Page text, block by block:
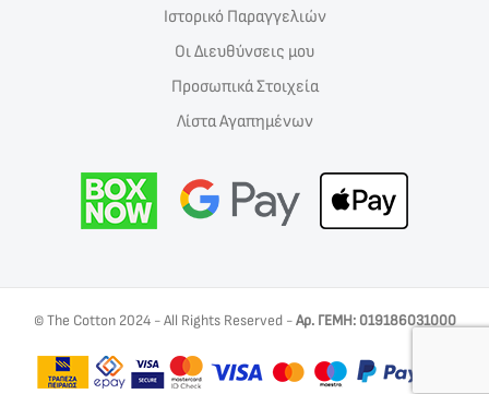
Ιστορικό Παραγγελιών
Οι Διευθύνσεις μου
Προσωπικά Στοιχεία
Λίστα Αγαπημένων
© The Cotton 2024 - All Rights Reserved -Αρ. ΓΕΜΗ: 019186031000